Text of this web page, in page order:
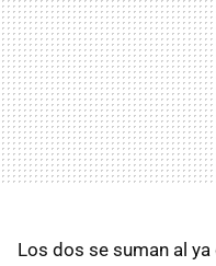
Los dos se suman al